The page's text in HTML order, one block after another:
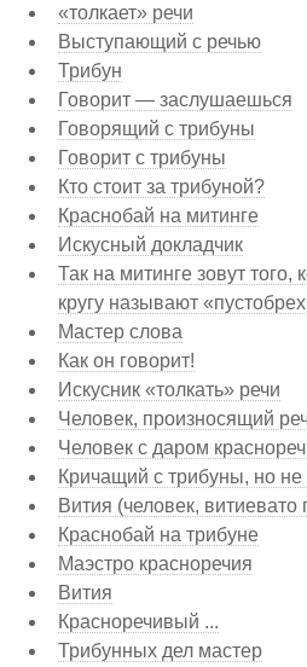
«толкает» речи
Выступающий с речью
Трибун
Говорит — заслушаешься
Говорящий с трибуны
Говорит с трибуны
Кто стоит за трибуной?
Краснобай на митинге
Искусный докладчик
Так на митинге зовут того,
кругу называют
Мастер слова
Как он говорит!
Искусник «толкать» речи
Человек, произносящий
Человек с даром
Кричащий с трибуны, но
Вития (человек,
Краснобай на трибуне
Маэстро красноречия
Вития
Красноречивый ...
Трибунных дел мастер